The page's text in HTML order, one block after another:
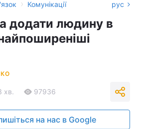
› Комунікації рус
додати людину в
хв. 97936
на нас в Google